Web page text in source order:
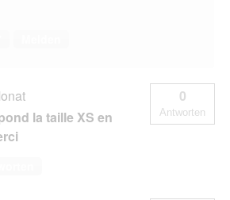
la taille XS en
0
Antworten